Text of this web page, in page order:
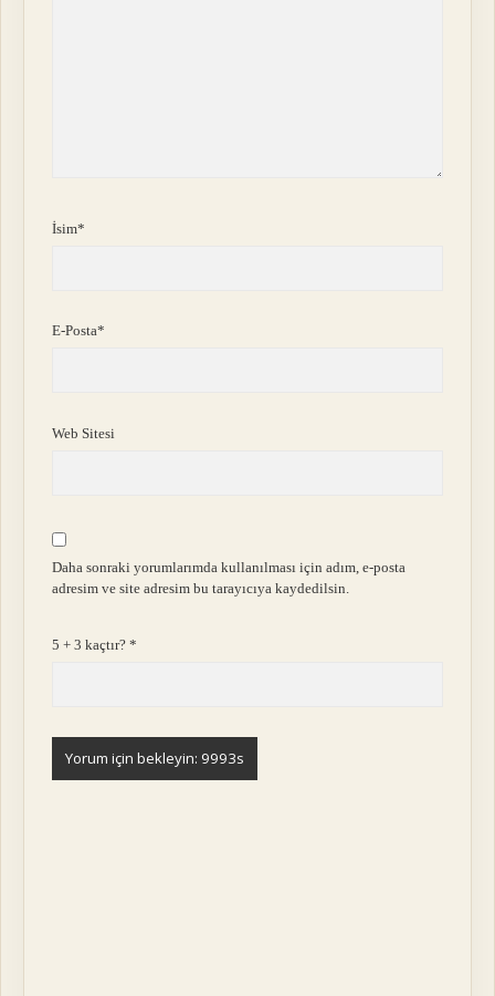
İsim*
E-Posta*
Web Sitesi
Daha sonraki yorumlarımda kullanılması için adım, e-posta
adresim ve site adresim bu tarayıcıya kaydedilsin.
5 + 3 kaçtır?*